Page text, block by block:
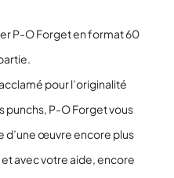
P-O Forget en format 60
pour l’originalité
punchs, P-O Forget vous
d’une œuvre encore plus
avec votre aide, encore